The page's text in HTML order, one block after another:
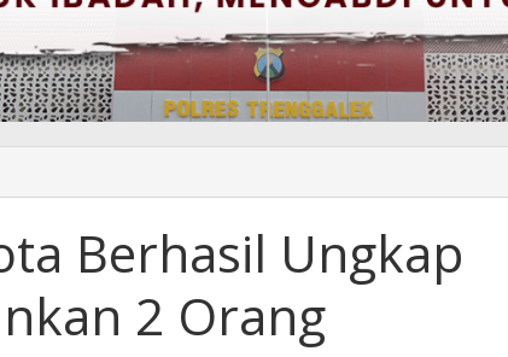
Berhasil Ungkap
2 Orang